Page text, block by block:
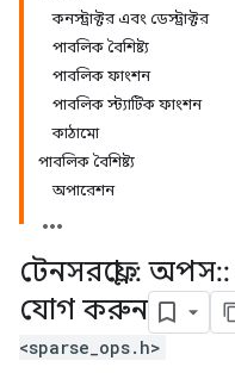
কনস্ট্রাক্টর এবং ডেস্ট্রাক্টর
পাবলিক বৈশিষ্ট্য
পাবলিক ফাংশন
পাবলিক স্ট্যাটিক ফাংশন
কাঠামো
পাবলিক বৈশিষ্ট্য
অপারেশন
টেনসরফ্লো:: অপস::
যোগ করুন
<sparse_ops.h>